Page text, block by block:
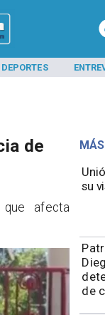
su
de
de
afecta